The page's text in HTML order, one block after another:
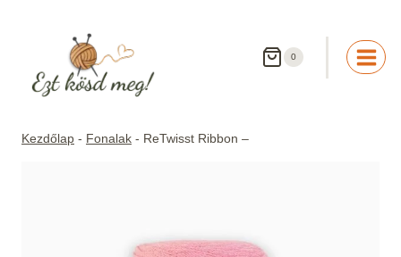
0
Kezdőlap - Fonalak - ReTwisst Ribbon –